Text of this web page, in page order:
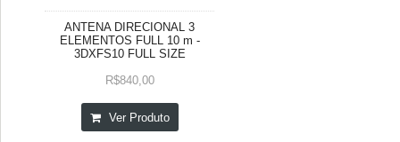
ANTENA DIRECIONAL 3
ELEMENTOS FULL 10 m -
3DXFS10 FULL SIZE
R$840,00
Ver Produto